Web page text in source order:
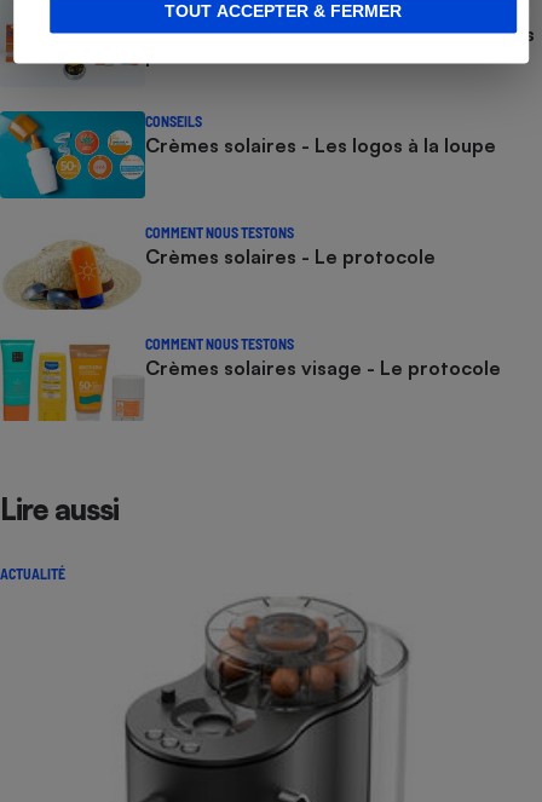
TOUT ACCEPTER & FERMER
ACTUALITÉ
Crèmes solaires - Le bilan désastreux des
CONSEILS
Crèmes solaires - Les logos à la loupe
COMMENT NOUS TESTONS
Crèmes solaires - Le protocole
COMMENT NOUS TESTONS
Crèmes solaires visage - Le protocole
Lire aussi
ACTUALITÉ